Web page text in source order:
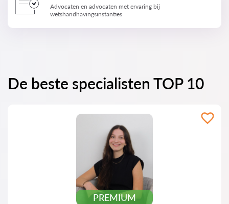
Advocaten en advocaten met ervaring bij
wetshandhavingsinstanties
De beste specialisten TOP 10
PREMIUM